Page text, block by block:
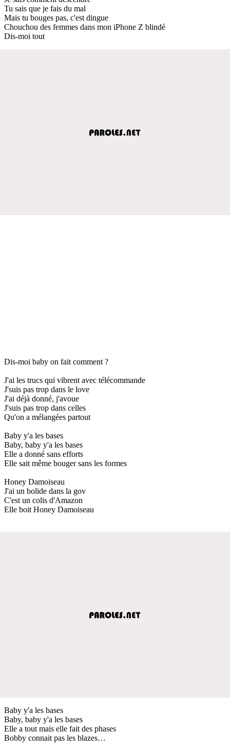
Tu sais que je fais du mal
Mais tu bouges pas, c'est dingue
Chouchou des femmes dans mon iPhone Z blindé
Dis-moi tout
Dis-moi baby on fait comment ?
J'ai les trucs qui vibrent avec télécommande
J'suis pas trop dans le love
J'ai déjà donné, j'avoue
J'suis pas trop dans celles
Qu'on a mélangées partout
Baby y'a les bases
Baby, baby y'a les bases
Elle a donné sans efforts
Elle sait même bouger sans les formes
Honey Damoiseau
J'ai un bolide dans la gov
C'est un colis d'Amazon
Elle boit Honey Damoiseau
Baby y'a les bases
Baby, baby y'a les bases
Elle a tout mais elle fait des phases
Bobby connait pas les blazes…